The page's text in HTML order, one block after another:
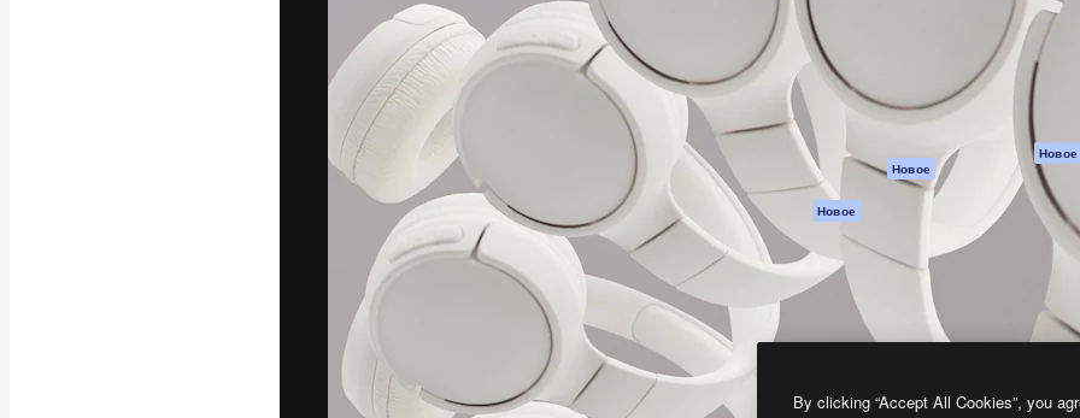
Генератор видео
ИИ
Генератор голоса
на основе ИИ
Стоковый контент
MCP для
Claude/ChatGPT
Новое
Агенты Новое
API
Мобильное
приложение
Все инструменты
Magnific
поддержки
Условия и
положения
Политика
Оригиналы Новое
Политика файлов
Центр доверия
Предприятие
By clicking “Accept All Cookies”, you